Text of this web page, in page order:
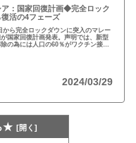
：国家回復計画◆完全ロック
活の4フェーズ
から完全ロックダウンに突入のマレー
国家回復計画発表。声明では、新型
の為には人口の60％がワクチン接種
2024/03/29
★